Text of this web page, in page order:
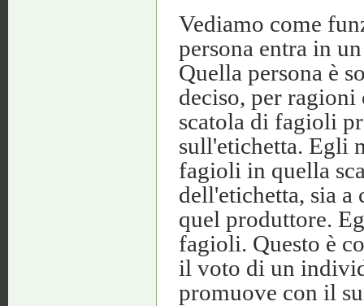
Vediamo come
persona entra in
Quella persona è
deciso, per ragioni
scatola di fagioli
sull'etichetta. Egli
fagioli in quella
dell'etichetta, sia a
quel produttore.
fagioli. Questo è
il voto di un
promuove con il